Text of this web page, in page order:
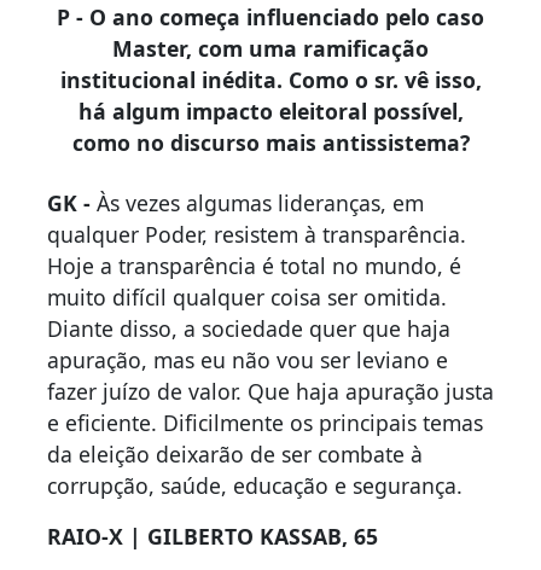
P - O ano começa influenciado pelo caso
Master, com uma ramificação
institucional inédita. Como o sr. vê isso,
há algum impacto eleitoral possível,
como no discurso mais antissistema?
GK - Às vezes algumas lideranças, em
qualquer Poder, resistem à transparência.
Hoje a transparência é total no mundo, é
muito difícil qualquer coisa ser omitida.
Diante disso, a sociedade quer que haja
apuração, mas eu não vou ser leviano e
fazer juízo de valor. Que haja apuração justa
e eficiente. Dificilmente os principais temas
da eleição deixarão de ser combate à
corrupção, saúde, educação e segurança.
RAIO-X | GILBERTO KASSAB, 65